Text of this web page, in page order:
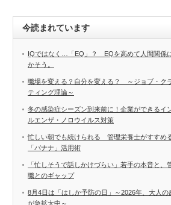
今読まれています
IQではなく…「EQ」？ EQを高めて人間関係
かそう。
職場を変える？自分を変える？ ～ジョブ・ク
ティング理論～
冬の感染症シーズン到来前に！企業ができるイ
ルエンザ・ノロウイルス対策
忙しい朝でも続けられる 管理栄養士がすすめ
「バナナ」活用術
「忙しそうで話しかけづらい」若手の本音と、
職とのギャップ
8月4日は「はしか予防の日」～2026年、大人の
が急拡大中～